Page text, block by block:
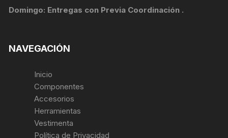
Domingo: Entregas con Previa Coordinación .
NAVEGACIÓN
Inicio
Componentes
Accesorios
Herramientas
Vestimenta
Política de Privacidad